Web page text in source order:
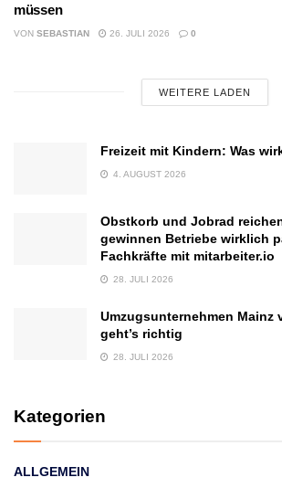
müssen
VON SEBASTIAN 26. JULI 2026 0
WEITERE LADEN
Freizeit mit Kindern: Was
4. AUGUST 2026
Obstkorb und Jobrad
gewinnen Betriebe wirklich
Fachkräfte mit mitarbeiter.io
28. JULI 2026
Umzugsunternehmen Mainz
geht’s richtig
28. JULI 2026
Kategorien
ALLGEMEIN